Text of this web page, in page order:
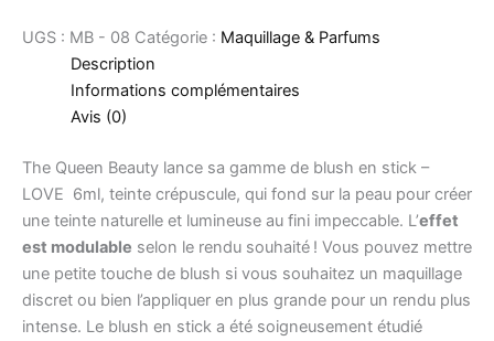
UGS : MB - 08 Catégorie : Maquillage & Parfums
Description
Informations complémentaires
Avis (0)
The Queen Beauty lance sa gamme de blush en stick –
LOVE 6ml, teinte crépuscule, qui fond sur la peau pour créer
une teinte naturelle et lumineuse au fini impeccable. L’effet
est modulable selon le rendu souhaité ! Vous pouvez mettre
une petite touche de blush si vous souhaitez un maquillage
discret ou bien l’appliquer en plus grande pour un rendu plus
intense. Le blush en stick a été soigneusement étudié